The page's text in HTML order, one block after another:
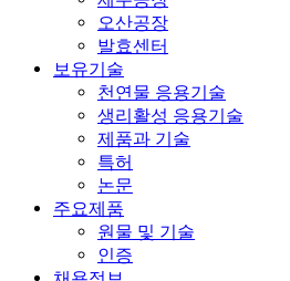
오산공장
발효센터
보유기술
천연물 응용기술
생리활성 응용기술
제품과 기술
특허
논문
주요제품
원물 및 기술
인증